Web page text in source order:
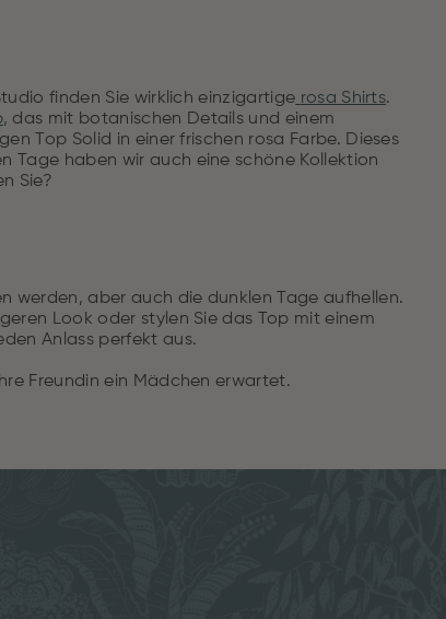
finden Sie wirklich einzigartige rosa Shirts.
, das mit botanischen Details und einem
Top Solid in einer frischen rosa Farbe. Dieses
Tage haben wir auch eine schöne Kollektion
Sie?
werden, aber auch die dunklen Tage aufhellen.
Look oder stylen Sie das Top mit einem
Anlass perfekt aus.
Freundin ein Mädchen erwartet.